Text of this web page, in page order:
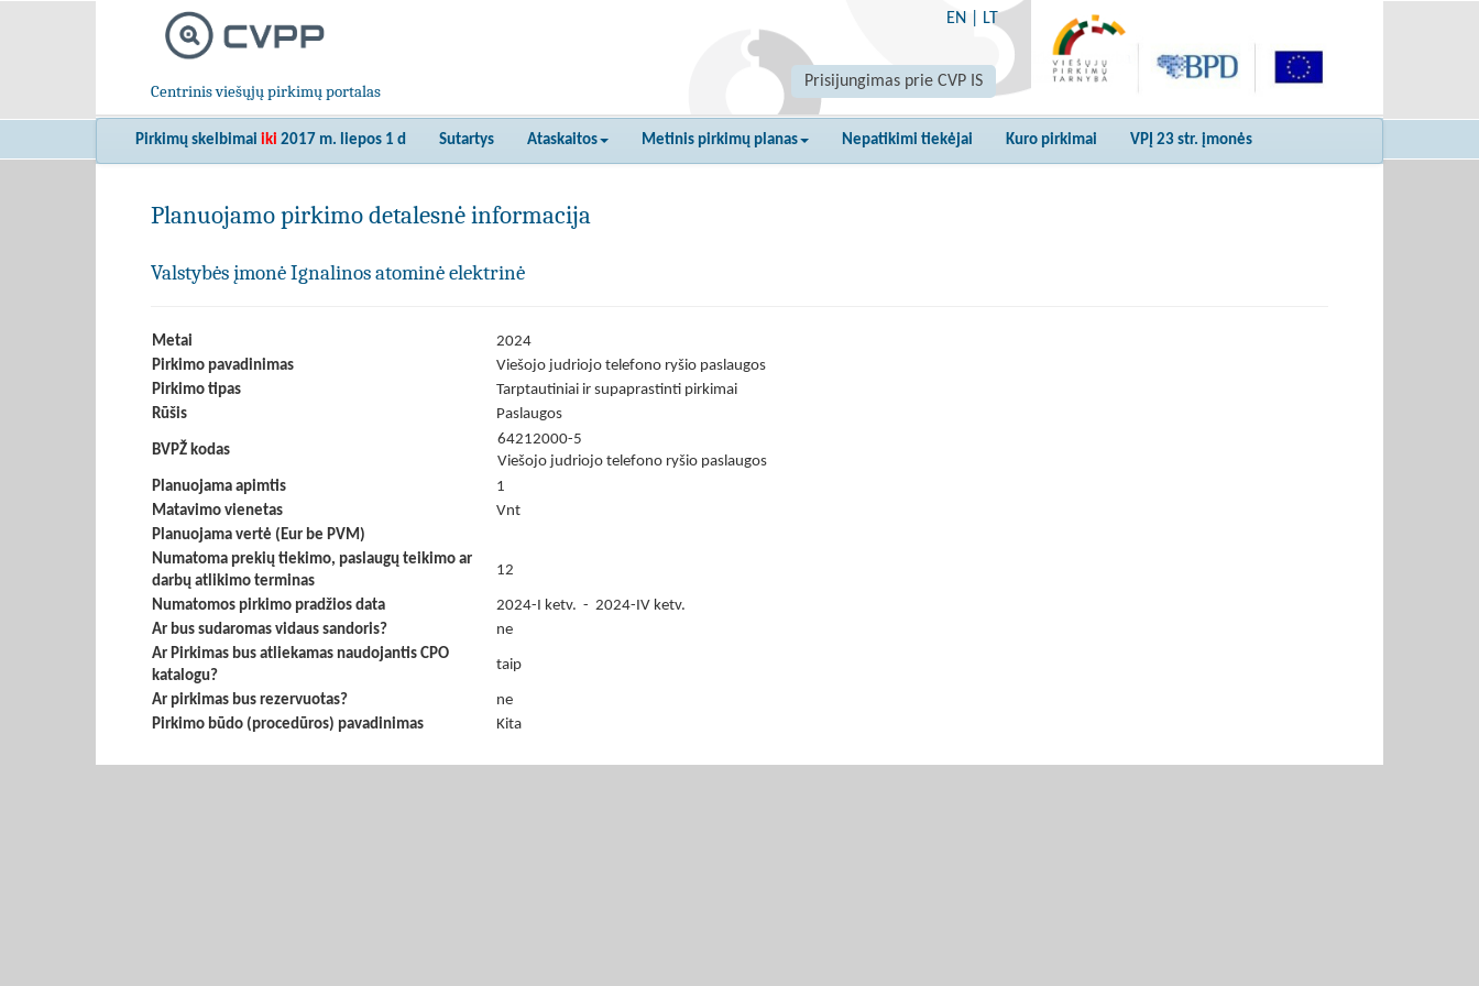
Centrinis viešųjų pirkimų portalas
EN LT
Prisijungimas prie CVP IS
Pirkimų skelbimai iki 2017 m. liepos 1 d Sutartys Ataskaitos Metinis pirkimų planas Nepatikimi tiekėjai Kuro pirkimai VPĮ 23 str. įmonės
Planuojamo pirkimo detalesnė informacija
Valstybės įmonė Ignalinos atominė elektrinė
Metai
2024
Pirkimo pavadinimas
Viešojo judriojo telefono ryšio paslaugos
Pirkimo tipas
Tarptautiniai ir supaprastinti pirkimai
Rūšis
Paslaugos
BVPŽ kodas
64212000-5
Viešojo judriojo telefono ryšio paslaugos
Planuojama apimtis
1
Matavimo vienetas
Vnt
Planuojama vertė (Eur be PVM)
Numatoma prekių tiekimo, paslaugų teikimo ar
darbų atlikimo terminas
12
Numatomos pirkimo pradžios data
2024-I ketv. - 2024-IV ketv.
Ar bus sudaromas vidaus sandoris?
ne
Ar Pirkimas bus atliekamas naudojantis CPO
katalogu?
taip
Ar pirkimas bus rezervuotas?
ne
Pirkimo būdo (procedūros) pavadinimas
Kita